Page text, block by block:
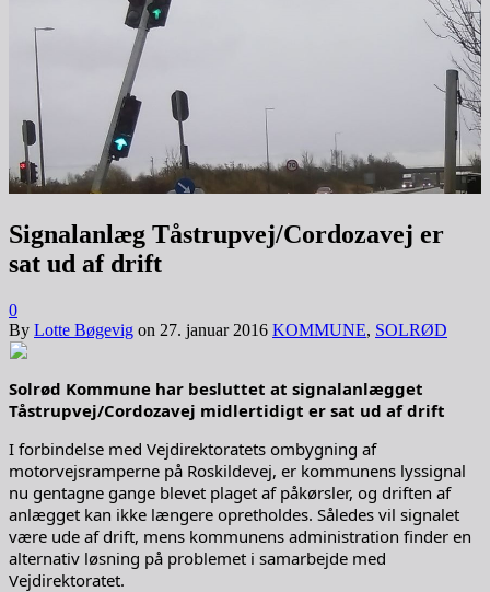
Signalanlæg Tåstrupvej/Cordozavej er
sat ud af drift
0
By Lotte Bøgevig on 27. januar 2016 KOMMUNE, SOLRØD
Solrød Kommune har besluttet at signalanlægget
Tåstrupvej/Cordozavej midlertidigt er sat ud af drift
I forbindelse med Vejdirektoratets ombygning af
motorvejsramperne på Roskildevej, er kommunens lyssignal
nu gentagne gange blevet plaget af påkørsler, og driften af
anlægget kan ikke længere opretholdes. Således vil signalet
være ude af drift, mens kommunens administration finder en
alternativ løsning på problemet i samarbejde med
Vejdirektoratet.